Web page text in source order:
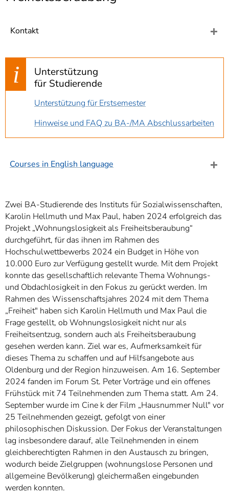
7]
Kontakt
Unterstützung
für Studierende
Unterstützung für Erstsemester
Hinweise und FAQ zu BA-/MA Abschlussarbeiten
Courses in English language
Zwei BA-Studierende des Instituts für Sozialwissenschaften,
Karolin Hellmuth und Max Paul, haben 2024 erfolgreich das
Projekt „Wohnungslosigkeit als Freiheitsberaubung“
durchgeführt, für das ihnen im Rahmen des
Hochschulwettbewerbs 2024 ein Budget in Höhe von
10.000 Euro zur Verfügung gestellt wurde. Mit dem Projekt
konnte das gesellschaftlich relevante Thema Wohnungs-
und Obdachlosigkeit in den Fokus zu gerückt werden. Im
Rahmen des Wissenschaftsjahres 2024 mit dem Thema
„Freiheit" haben sich Karolin Hellmuth und Max Paul die
Frage gestellt, ob Wohnungslosigkeit nicht nur als
Freiheitsentzug, sondern auch als Freiheitsberaubung
gesehen werden kann. Ziel war es, Aufmerksamkeit für
dieses Thema zu schaffen und auf Hilfsangebote aus
Oldenburg und der Region hinzuweisen. Am 16. September
2024 fanden im Forum St. Peter Vorträge und ein offenes
Frühstück mit 74 Teilnehmenden zum Thema statt. Am 24.
September wurde im Cine k der Film „Hausnummer Null" vor
25 Teilnehmenden gezeigt, gefolgt von einer
philosophischen Diskussion. Der Fokus der Veranstaltungen
lag insbesondere darauf, alle Teilnehmenden in einem
gleichberechtigten Rahmen in den Austausch zu bringen,
wodurch beide Zielgruppen (wohnungslose Personen und
allgemeine Bevölkerung) gleichermaßen eingebunden
werden konnten.